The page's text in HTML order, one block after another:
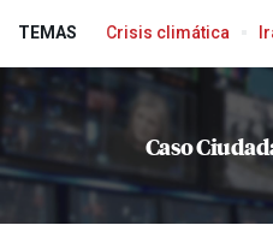
TEMAS Crisis climática
Caso